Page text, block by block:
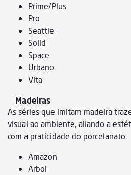
Prime/Plus
Pro
Seattle
Solid
Space
Urbano
Vita
Madeiras
As séries que imitam madeira
visual ao ambiente, aliando a
com a praticidade do porcelanato.
Amazon
Arbol